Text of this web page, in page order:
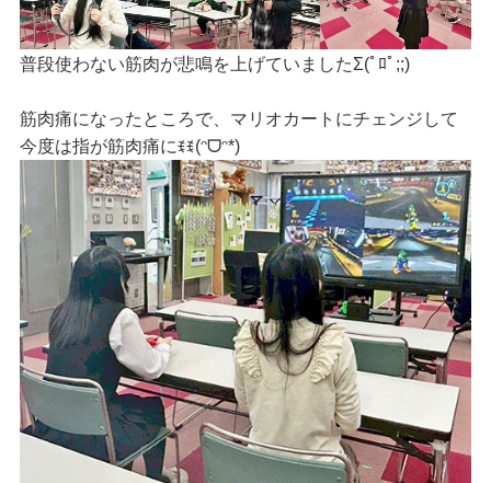
普段使わない筋肉が悲鳴を上げていましたΣ(ﾟﾛﾟ;;)
筋肉痛になったところで、マリオカートにチェンジして
今度は指が筋肉痛にꉂꉂ(ᵔᗜᵔ*)